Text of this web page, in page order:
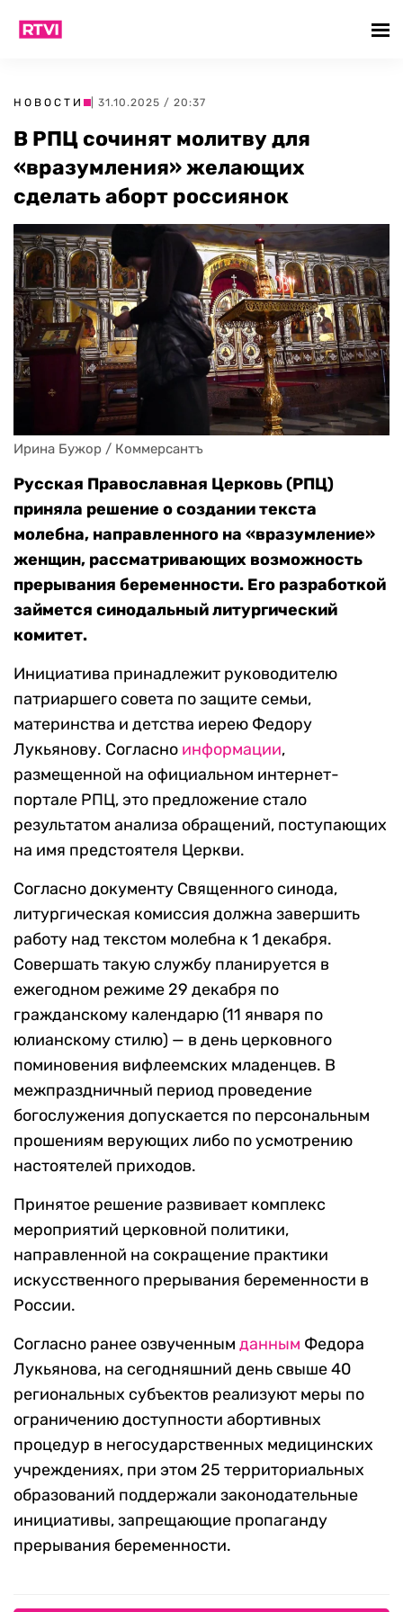
НОВОСТИ | 31.10.2025 / 20:37
В РПЦ сочинят молитву для
«вразумления» желающих
сделать аборт россиянок
Ирина Бужор / Коммерсантъ
Русская Православная Церковь (РПЦ)
приняла решение о создании текста
молебна, направленного на «вразумление»
женщин, рассматривающих возможность
прерывания беременности. Его разработкой
займется синодальный литургический
комитет.
Инициатива принадлежит руководителю
патриаршего совета по защите семьи,
материнства и детства иерею Федору
Лукьянову. Согласно информации,
размещенной на официальном интернет-
портале РПЦ, это предложение стало
результатом анализа обращений, поступающих
на имя предстоятеля Церкви.
Согласно документу Священного синода,
литургическая комиссия должна завершить
работу над текстом молебна к 1 декабря.
Совершать такую службу планируется в
ежегодном режиме 29 декабря по
гражданскому календарю (11 января по
юлианскому стилю) — в день церковного
поминовения вифлеемских младенцев. В
межпраздничный период проведение
богослужения допускается по персональным
прошениям верующих либо по усмотрению
настоятелей приходов.
Принятое решение развивает комплекс
мероприятий церковной политики,
направленной на сокращение практики
искусственного прерывания беременности в
России.
Согласно ранее озвученным данным Федора
Лукьянова, на сегодняшний день свыше 40
региональных субъектов реализуют меры по
ограничению доступности абортивных
процедур в негосударственных медицинских
учреждениях, при этом 25 территориальных
образований поддержали законодательные
инициативы, запрещающие пропаганду
прерывания беременности.